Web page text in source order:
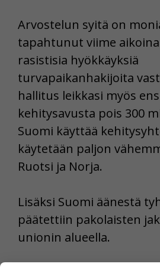
Arvostelun syitä on
tapahtunut viime
rasistisia hyökkäyksiä
turvapaikanhakijoita
hallitus leikkasi myös
kehitysavusta pois 300
Suomi käyttää
käytetään paljon
Ruotsi ja Norja.
Lisäksi Suomi äänestä
päätettiin pakolaisten
unionin alueella.